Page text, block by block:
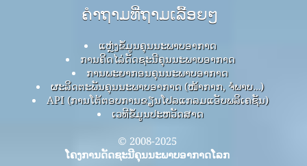
ຄໍາຖາມທີ່ຖາມເລື້ອຍໆ
ແຫຼ່ງຂໍ້ມູນຄຸນນະພາບອາກາດ
ການຄິດໄລ່ດັດຊະນີຄຸນນະພາບອາກາດ
ການພະຍາກອນຄຸນນະພາບອາກາດ
ຜະລິດຕະພັນຄຸນນະພາບອາກາດ (ໜ້າກາກ, ຈໍພາບ…)
API (ການໂຕ້ຕອບການຂຽນໂປລແກລມແອັບພລິເຄຊັນ)
ເວທີຂໍ້ມູນປະຫວັດສາດ
© 2008-2025
ໂຄງການດັດຊະນີຄຸນນະພາບອາກາດໂລກ